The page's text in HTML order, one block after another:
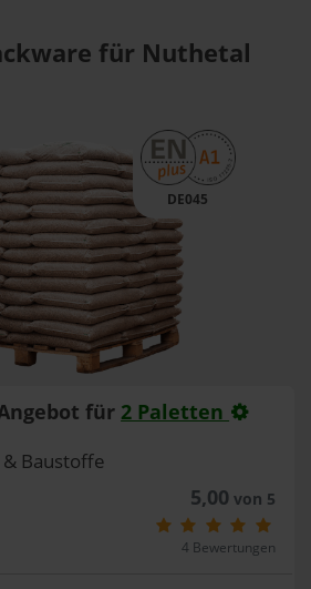
für Nuthetal
DE045
für 2 Paletten
Baustoffe
5,00 von 5
4 Bewertungen